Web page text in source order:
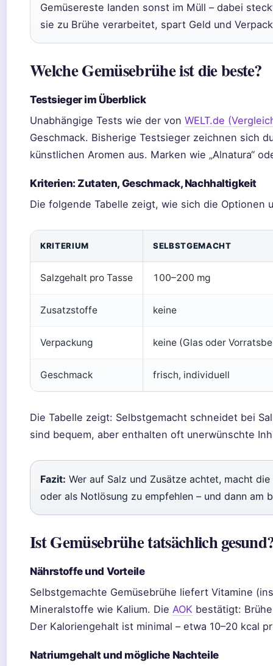
Gemüsereste landen sonst im Müll – dabei
sie zu Brühe verarbeitet, spart Geld und
Welche Gemüsebrühe ist die beste?
Testsieger im Überblick
Unabhängige Tests wie der von WELT.de
Geschmack. Bisherige Testsieger zeichnen sich
künstlichen Aromen aus. Marken wie „Alnatura“
Kriterien: Zutaten, Geschmack, Nachhaltigkeit
Die folgende Tabelle zeigt, wie sich die Optionen
KRITERIUM SELBSTGEMACHT
Salzgehalt pro Tasse 100–200 mg
Zusatzstoffe keine
Verpackung keine (Glas oder
Geschmack frisch, individuell
Die Tabelle zeigt: Selbstgemacht schneidet bei
sind bequem, aber enthalten oft unerwünschte
Fazit: Wer auf Salz und Zusätze achtet, macht
oder als Notlösung zu empfehlen – und dann am
Ist Gemüsebrühe tatsächlich
Nährstoffe und Vorteile
Selbstgemachte Gemüsebrühe liefert Vitamine
Mineralstoffe wie Kalium. Die AOK bestätigt:
Der Kaloriengehalt ist minimal – etwa 10–20 kcal
Natriumgehalt und mögliche Nachteile